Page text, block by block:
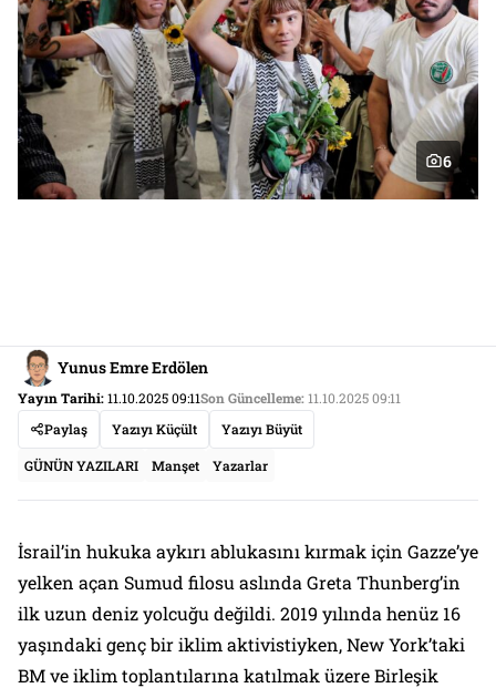
6
Yunus Emre Erdölen
Yayın Tarihi:11.10.2025 09:11Son Güncelleme:11.10.2025 09:11
Paylaş
Yazıyı Küçült Yazıyı Büyüt
GÜNÜN YAZILARI Manşet Yazarlar
İsrail’in hukuka aykırı ablukasını kırmak için Gazze’ye
yelken açan Sumud filosu aslında Greta Thunberg’in
ilk uzun deniz yolcuğu değildi. 2019 yılında henüz 16
yaşındaki genç bir iklim aktivistiyken, New York’taki
BM ve iklim toplantılarına katılmak üzere Birleşik